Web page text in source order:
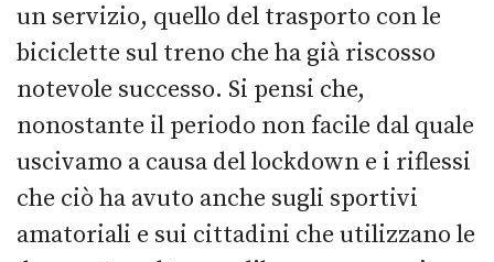
un servizio, quello del trasporto con le
biciclette sul treno che ha già riscosso
notevole successo. Si pensi che,
nonostante il periodo non facile dal quale
uscivamo a causa del lockdown e i riflessi
che ciò ha avuto anche sugli sportivi
amatoriali e sui cittadini che utilizzano le